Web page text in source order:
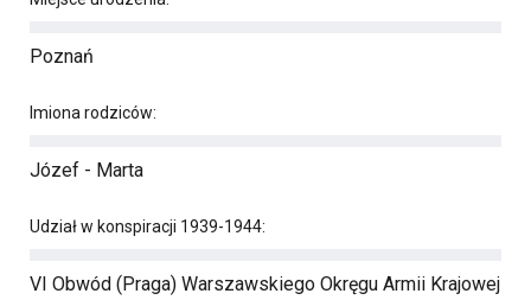
Poznań
Imiona rodziców:
Józef - Marta
Udział w konspiracji 1939-1944:
VI Obwód (Praga) Warszawskiego Okręgu Armii Krajowej